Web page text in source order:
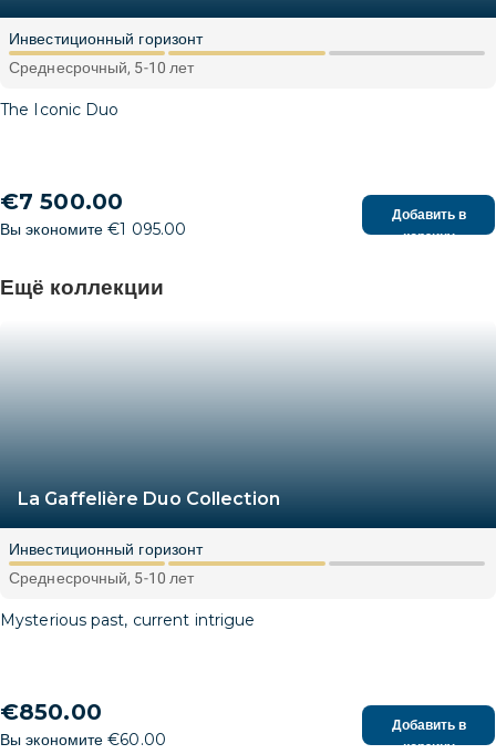
Инвестиционный горизонт
Среднесрочный, 5-10 лет
The Iconic Duo
€7 500.00
Вы экономите €1 095.00
Добавить в
корзину
Ещё коллекции
La Gaffelière Duo Collection
Инвестиционный горизонт
Среднесрочный, 5-10 лет
Mysterious past, current intrigue
€850.00
Вы экономите €60.00
Добавить в
корзину